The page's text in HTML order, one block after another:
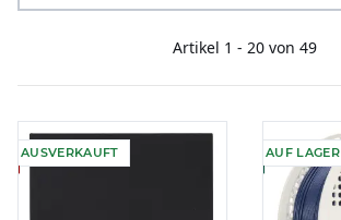
Artikel 1 - 20 von 49
AUSVERKAUFT AUF LAGER